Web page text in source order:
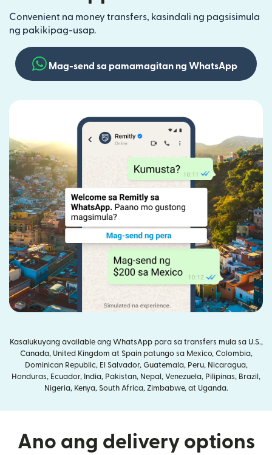
Convenient na money transfers, kasindali ng pagsisimula
ng pakikipag-usap.
Mag-send sa pamamagitan ng WhatsApp
Kasalukuyang available ang WhatsApp para sa transfers mula sa U.S.,
Canada, United Kingdom at Spain patungo sa Mexico, Colombia,
Dominican Republic, El Salvador, Guatemala, Peru, Nicaragua,
Honduras, Ecuador, India, Pakistan, Nepal, Venezuela, Pilipinas, Brazil,
Nigeria, Kenya, South Africa, Zimbabwe, at Uganda.
Ano ang delivery options